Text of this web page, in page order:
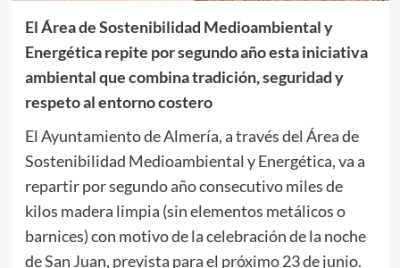
El Área de Sostenibilidad Medioambiental y
Energética repite por segundo año esta iniciativa
ambiental que combina tradición, seguridad y
respeto al entorno costero
El Ayuntamiento de Almería, a través del Área de
Sostenibilidad Medioambiental y Energética, va a
repartir por segundo año consecutivo miles de
kilos madera limpia (sin elementos metálicos o
barnices) con motivo de la celebración de la noche
de San Juan, prevista para el próximo 23 de junio.